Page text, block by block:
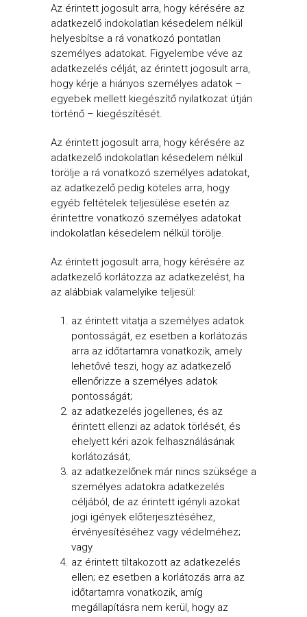
Az érintett jogosult arra, hogy kérésére az
adatkezelő indokolatlan késedelem nélkül
helyesbítse a rá vonatkozó pontatlan
személyes adatokat. Figyelembe véve az
adatkezelés célját, az érintett jogosult arra,
hogy kérje a hiányos személyes adatok –
egyebek mellett kiegészítő nyilatkozat útján
történő – kiegészítését.
Az érintett jogosult arra, hogy kérésére az
adatkezelő indokolatlan késedelem nélkül
törölje a rá vonatkozó személyes adatokat,
az adatkezelő pedig köteles arra, hogy
egyéb feltételek teljesülése esetén az
érintettre vonatkozó személyes adatokat
indokolatlan késedelem nélkül törölje.
Az érintett jogosult arra, hogy kérésére az
adatkezelő korlátozza az adatkezelést, ha
az alábbiak valamelyike teljesül:
az érintett vitatja a személyes adatok
pontosságát, ez esetben a korlátozás
arra az időtartamra vonatkozik, amely
lehetővé teszi, hogy az adatkezelő
ellenőrizze a személyes adatok
pontosságát;
az adatkezelés jogellenes, és az
érintett ellenzi az adatok törlését, és
ehelyett kéri azok felhasználásának
korlátozását;
az adatkezelőnek már nincs szüksége a
személyes adatokra adatkezelés
céljából, de az érintett igényli azokat
jogi igények előterjesztéséhez,
érvényesítéséhez vagy védelméhez;
vagy
az érintett tiltakozott az adatkezelés
ellen; ez esetben a korlátozás arra az
időtartamra vonatkozik, amíg
megállapításra nem kerül, hogy az